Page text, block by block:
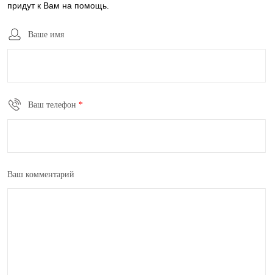
придут к Вам на помощь.
Ваше имя
Ваш телефон *
Ваш комментарий